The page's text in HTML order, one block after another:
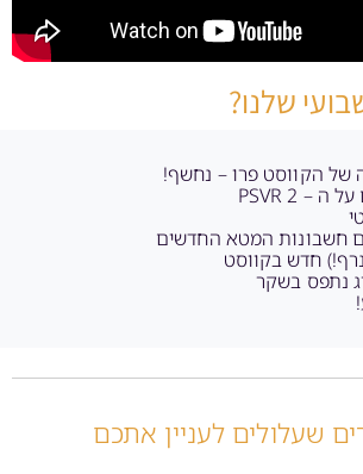
שלנו?
שעלולים לעניין אתכם